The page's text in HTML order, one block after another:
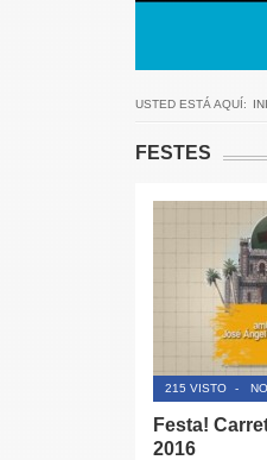
USTED ESTÁ AQUÍ:
FESTES
215 VISTO -
Festa!
2016